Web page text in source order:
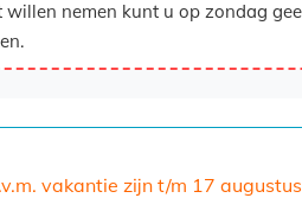
nemen kunt u op zondag
vakantie zijn t/m 17